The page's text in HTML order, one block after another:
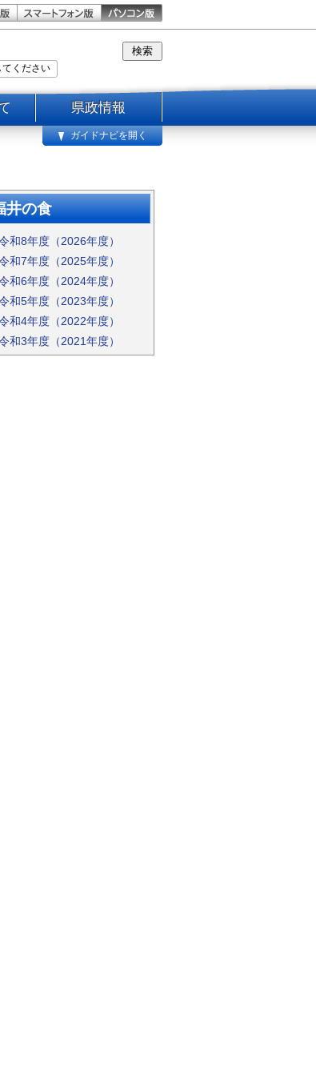
県政情報
ガイドナビを開く
井の食
和8年度（2026年度）
和7年度（2025年度）
和6年度（2024年度）
和5年度（2023年度）
和4年度（2022年度）
和3年度（2021年度）